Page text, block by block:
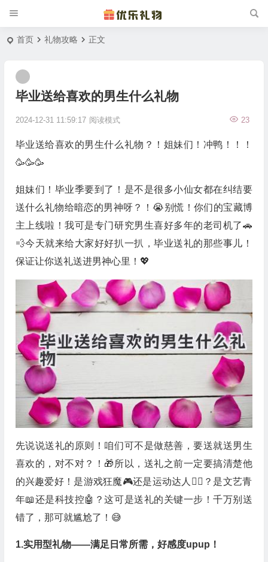
首页 礼物攻略 正文
毕业送给喜欢的男生什么礼物
2024-12-31 11:59:17 23
阅读模式
毕业送给喜欢的男生什么礼物？！姐妹们！冲鸭！！！
🥳🥳🥳
姐妹们！毕业季要到了！是不是很多小仙女都在纠结要
送什么礼物给暗恋的男神呀？！😭别慌！你们的宝藏博
主上线啦！我可是专门研究男生喜好多年的老司机了🚗
💨今天就来给大家好好扒一扒，毕业送礼的那些事儿！
保证让你送礼送进男神心里！💖
先说说送礼的原则！咱们可不是做慈善，要送就送男生
喜欢的，对不对？！🎁所以，送礼之前一定要搞清楚他
的兴趣爱好！是游戏狂魔🎮还是运动达人🏃‍♂️？是文艺青
年📖还是科技控🤖？这可是送礼的关键一步！千万别送
错了，那可就尴尬了！😅
1.实用型礼物——满足日常所需，好感度upup！